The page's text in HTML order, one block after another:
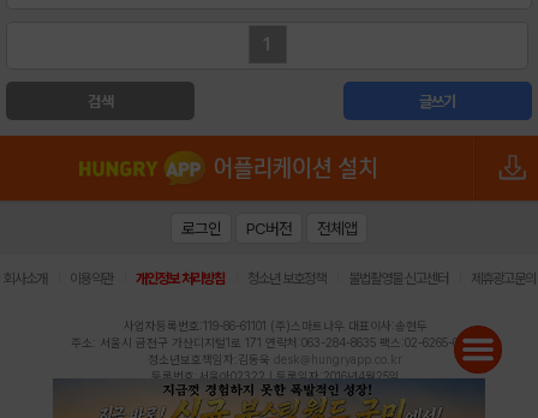
1
검색 글쓰기
로그인 PC버전 전체앱
회사소개 이용약관 개인정보 처리방침 청소년 보호정책 불법촬영물 신고센터 제휴광고문의
사업자등록번호:119-86-61101 (주)스마트나우 대표이사:송현두
주소: 서울시 금천구 가산디지털1로 171 연락처:063-284-8635 팩스:02-6265-0377
청소년보호책임자:김동욱 desk@hungryapp.co.kr
등록번호:서울아02322 | 등록일자:2016년4월25일
발행인:(주)스마트나우 송현두 | 편집인:김동욱